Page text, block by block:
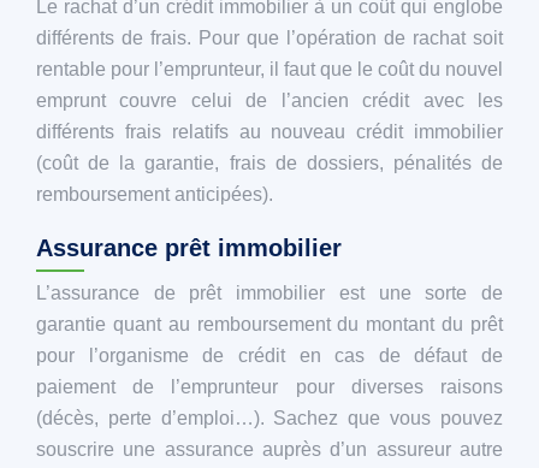
Le rachat d’un crédit immobilier à un coût qui englobe
différents de frais. Pour que l’opération de rachat soit
rentable pour l’emprunteur, il faut que le coût du nouvel
emprunt couvre celui de l’ancien crédit avec les
différents frais relatifs au nouveau crédit immobilier
(coût de la garantie, frais de dossiers, pénalités de
remboursement anticipées).
Assurance prêt immobilier
L’assurance de prêt immobilier est une sorte de
garantie quant au remboursement du montant du prêt
pour l’organisme de crédit en cas de défaut de
paiement de l’emprunteur pour diverses raisons
(décès, perte d’emploi…). Sachez que vous pouvez
souscrire une assurance auprès d’un assureur autre